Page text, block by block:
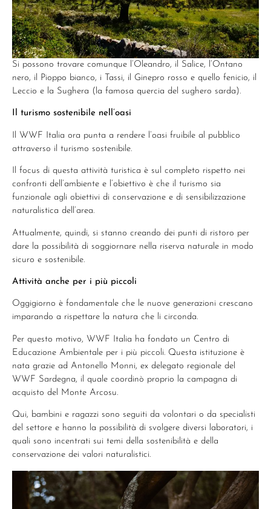
Si possono trovare comunque l’Oleandro, il Salice, l’Ontano
nero, il Pioppo bianco, i Tassi, il Ginepro rosso e quello fenicio, il
Leccio e la Sughera (la famosa quercia del sughero sarda).
Il turismo sostenibile nell’oasi
Il WWF Italia ora punta a rendere l’oasi fruibile al pubblico
attraverso il turismo sostenibile.
Il focus di questa attività turistica è sul completo rispetto nei
confronti dell’ambiente e l’obiettivo è che il turismo sia
funzionale agli obiettivi di conservazione e di sensibilizzazione
naturalistica dell’area.
Attualmente, quindi, si stanno creando dei punti di ristoro per
dare la possibilità di soggiornare nella riserva naturale in modo
sicuro e sostenibile.
Attività anche per i più piccoli
Oggigiorno è fondamentale che le nuove generazioni crescano
imparando a rispettare la natura che li circonda.
Per questo motivo, WWF Italia ha fondato un Centro di
Educazione Ambientale per i più piccoli. Questa istituzione è
nata grazie ad Antonello Monni, ex delegato regionale del
WWF Sardegna, il quale coordinò proprio la campagna di
acquisto del Monte Arcosu.
Qui, bambini e ragazzi sono seguiti da volontari o da specialisti
del settore e hanno la possibilità di svolgere diversi laboratori, i
quali sono incentrati sui temi della sostenibilità e della
conservazione dei valori naturalistici.